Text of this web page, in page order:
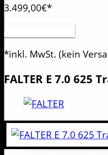
3.499,00€*
Artikel anzeigen
*inkl. MwSt. (kein
FALTER E 7.0 625